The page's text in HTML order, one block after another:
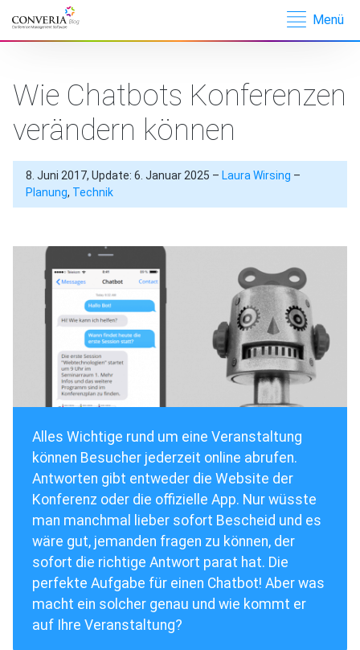
Converia –
Software
Menü
Wie Chatbots Konferenzen
verändern können
8. Juni 2017, Update: 6. Januar 2025 – Laura Wirsing –
Planung, Technik
Alles Wichtige rund um eine Veranstaltung
können Besucher jederzeit online abrufen.
Antworten gibt entweder die Website der
Konferenz oder die offizielle App. Nur wüsste
man manchmal lieber sofort Bescheid und es
wäre gut, jemanden fragen zu können, der
sofort die richtige Antwort parat hat. Die
perfekte Aufgabe für einen Chatbot! Aber was
macht ein solcher genau und wie kommt er
auf Ihre Veranstaltung?